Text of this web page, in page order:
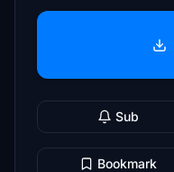
Sub
Bookmark